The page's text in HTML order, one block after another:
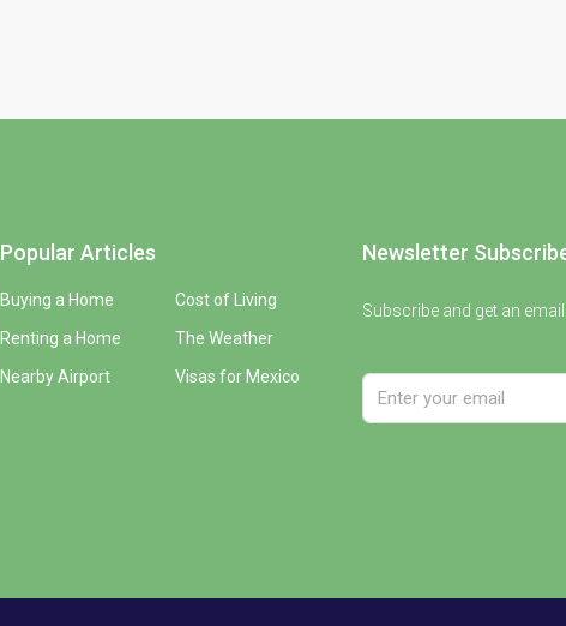
Popular Articles
Buying a Home
Renting a Home
Nearby Airport
Cost of Living
The Weather
Visas for Mexico
Newsletter
Subscribe and get an